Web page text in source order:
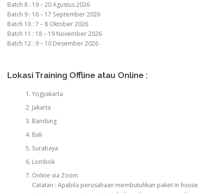
Batch 8 : 19 – 20 Agustus 2026
Batch 9 : 16 – 17 September 2026
Batch 10 : 7 – 8 Oktober 2026
Batch 11 : 18 – 19 November 2026
Batch 12 : 9 – 10 Desember 2026
Lokasi Training Offline atau Online :
Yogyakarta
Jakarta
Bandung
Bali
Surabaya
Lombok
Online via Zoom
Catatan : Apabila perusahaan membutuhkan paket in house